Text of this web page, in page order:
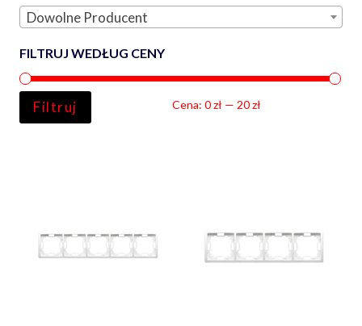
Dowolne Producent
FILTRUJ WEDŁUG CENY
Filtruj Cena:0 zł — 20 zł